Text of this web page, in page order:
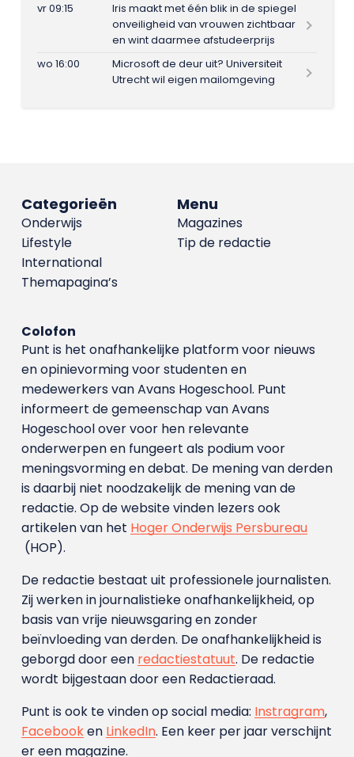
vr 09:15
Iris maakt met één blik in de spiegel
onveiligheid van vrouwen zichtbaar
en wint daarmee afstudeerprijs
wo 16:00
Microsoft de deur uit? Universiteit
Utrecht wil eigen mailomgeving
Menu
Magazines
Tip de redactie
Categorieën
Onderwijs
Lifestyle
International
Themapagina’s
Colofon
Punt is het onafhankelijke platform voor nieuws
en opinievorming voor studenten en
medewerkers van Avans Hoge­school. Punt
informeert de gemeenschap van Avans
Hogeschool over voor hen relevante
onderwerpen en fungeert als podium voor
meningsvorming en debat. De mening van derden
is daarbij niet noodzakelijk de mening van de
redactie. Op de website vinden lezers ook
artikelen van het Hoger Onderwijs Persbureau
(HOP).
De redactie bestaat uit professionele journalisten.
Zij werken in journalistieke onafhankelijkheid, op
basis van vrije nieuwsgaring en zonder
beïnvloeding van derden. De onafhankelijkheid is
geborgd door een redactiestatuut. De redactie
wordt bijgestaan door een Redactieraad.
Punt is ook te vinden op social media: Instragram,
Facebooken LinkedIn. Een keer per jaar verschijnt
er een magazine.